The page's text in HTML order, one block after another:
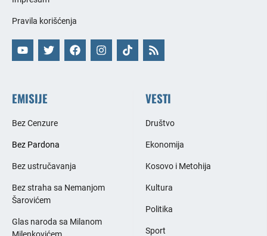
Pravila korišćenja
EMISIJE
Bez Cenzure
Bez Pardona
Bez ustručavanja
Bez straha sa Nemanjom
Šarovićem
Glas naroda sa Milanom
VESTI
Društvo
Ekonomija
Kosovo i Metohija
Kultura
Politika
Sport